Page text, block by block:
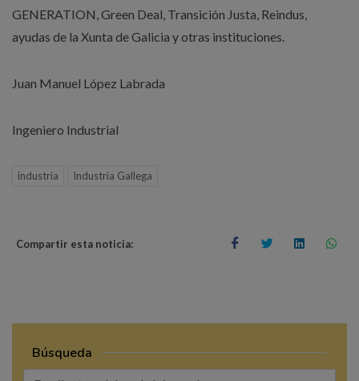
GENERATION, Green Deal, Transición Justa, Reindus,
ayudas de la Xunta de Galicia y otras instituciones.
Juan Manuel López Labrada
Ingeniero Industrial
industria Industria Gallega
Compartir esta noticia:
Búsqueda